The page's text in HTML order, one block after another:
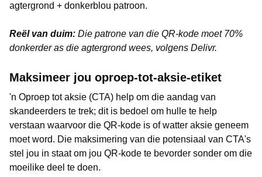
agtergrond + donkerblou patroon.
Reël van duim: Die patrone van die QR-kode moet 70%
donkerder as die agtergrond wees, volgens Delivr.
Maksimeer jou oproep-tot-aksie-etiket
'n Oproep tot aksie (CTA) help om die aandag van
skandeerders te trek; dit is bedoel om hulle te help
verstaan waarvoor die QR-kode is of watter aksie geneem
moet word. Die maksimering van die potensiaal van CTA's
stel jou in staat om jou QR-kode te bevorder sonder om die
moeilike deel te doen.